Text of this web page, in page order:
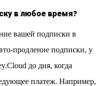
в любое время?
вашей подписки в
продление подписки, у
до дня, когда
платеж. Например,